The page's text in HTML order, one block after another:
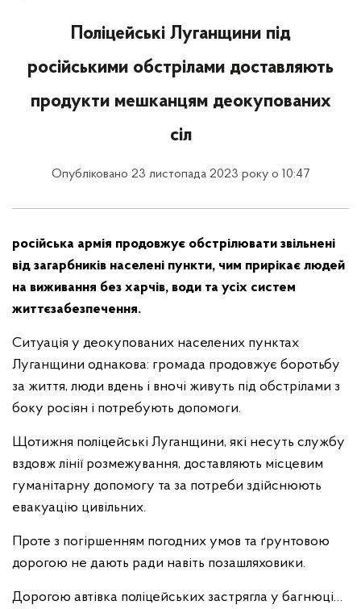
Поліцейські Луганщини під
російськими обстрілами доставляють
продукти мешканцям деокупованих
сіл
Опубліковано 23 листопада 2023 року о 10:47
російська армія продовжує обстрілювати звільнені
від загарбників населені пункти, чим прирікає людей
на виживання без харчів, води та усіх систем
життєзабезпечення.
Ситуація у деокупованих населених пунктах
Луганщини однакова: громада продовжує боротьбу
за життя, люди вдень і вночі живуть під обстрілами з
боку росіян і потребують допомоги.
Щотижня поліцейські Луганщини, які несуть службу
вздовж лінії розмежування, доставляють місцевим
гуманітарну допомогу та за потреби здійснюють
евакуацію цивільних.
Проте з погіршенням погодних умов та ґрунтовою
дорогою не дають ради навіть позашляховики.
Дорогою автівка поліцейських застрягла у багнюці…